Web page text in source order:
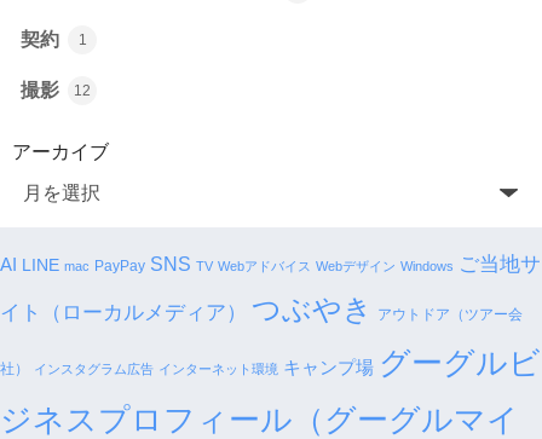
契約 1
撮影 12
アーカイブ
AI LINE mac PayPay SNS TV Webアドバイス Webデザイン Windows ご当地サ
イト（ローカルメディア） つぶやき アウトドア（ツアー会
社） インスタグラム広告 インターネット環境 キャンプ場 グーグルビ
ジネスプロフィール（グーグルマイ